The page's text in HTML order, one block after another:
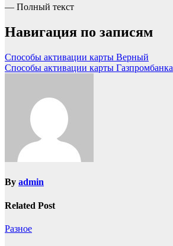
— Полный текст
Навигация по записям
Способы активации карты Верный
Способы активации карты Газпромбанка
By admin
Related Post
Разное